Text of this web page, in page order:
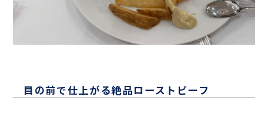
目の前で仕上がる絶品ローストビーフ